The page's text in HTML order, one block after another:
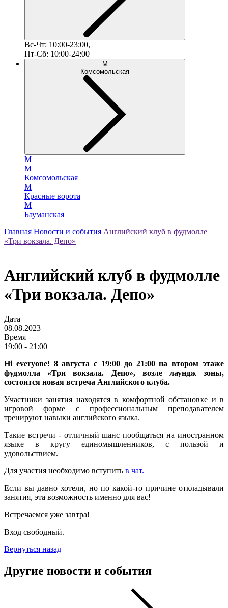
Вс-Чт: 10:00-23:00,
Пт-Сб: 10:00-24:00
М
Комсомольская
М
М
Комсомольская
М
Красные ворота
М
Бауманская
Главная Новости и события Английский клуб в фудмолле
«Три вокзала. Депо»
Английский клуб в фудмолле
«Три вокзала. Депо»
Дата
08.08.2023
Время
19:00 - 21:00
Hi everyone! 8 августа с 19:00 до 21:00 на втором этаже
фудмолла «Три вокзала. Депо», возле лаундж зоны,
состоится новая встреча Английского клуба.
Участники занятия находятся в комфортной обстановке и в
игровой форме с профессиональным преподавателем
тренируют навыки английского языка.
Такие встречи - отличный шанс пообщаться на иностранном
языке в кругу единомышленников, с пользой и
удовольствием.
Для участия необходимо вступить в чат.
Если вы давно хотели, но по какой-то причине откладывали
занятия, эта возможность именно для вас!
Встречаемся уже завтра!
Вход свободный.
Вернуться назад
Другие новости и события